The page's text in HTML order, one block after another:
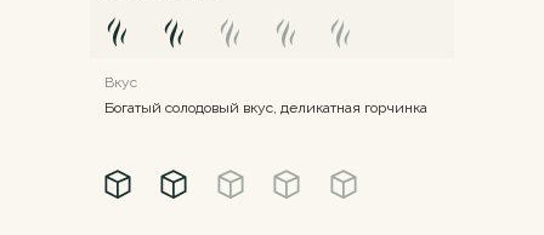
Вкус
Богатый солодовый вкус, деликатная горчинка